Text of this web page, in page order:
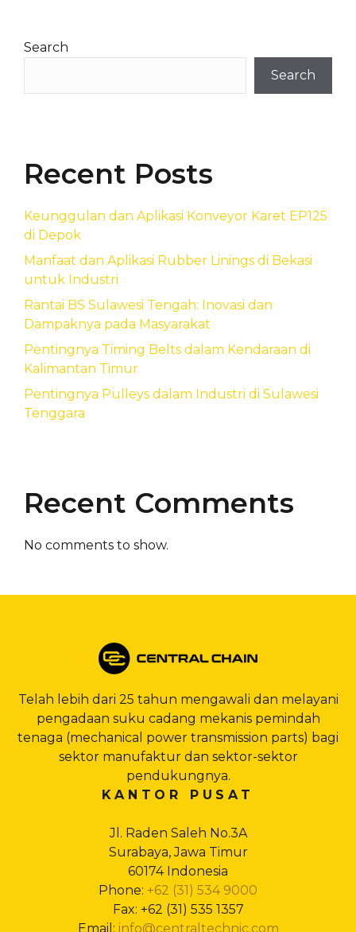
Search
Search
Recent Posts
Keunggulan dan Aplikasi Konveyor Karet EP125
di Depok
Manfaat dan Aplikasi Rubber Linings di Bekasi
untuk Industri
Rantai BS Sulawesi Tengah: Inovasi dan
Dampaknya pada Masyarakat
Pentingnya Timing Belts dalam Kendaraan di
Kalimantan Timur
Pentingnya Pulleys dalam Industri di Sulawesi
Tenggara
Recent Comments
No comments to show.
Telah lebih dari 25 tahun mengawali dan melayani
pengadaan suku cadang mekanis pemindah
tenaga (mechanical power transmission parts) bagi
sektor manufaktur dan sektor-sektor
pendukungnya.
KANTOR PUSAT
Jl. Raden Saleh No.3A
Surabaya, Jawa Timur
60174 Indonesia
Phone: +62 (31) 534 9000
Fax: +62 (31) 535 1357
Email: info@centraltechnic.com